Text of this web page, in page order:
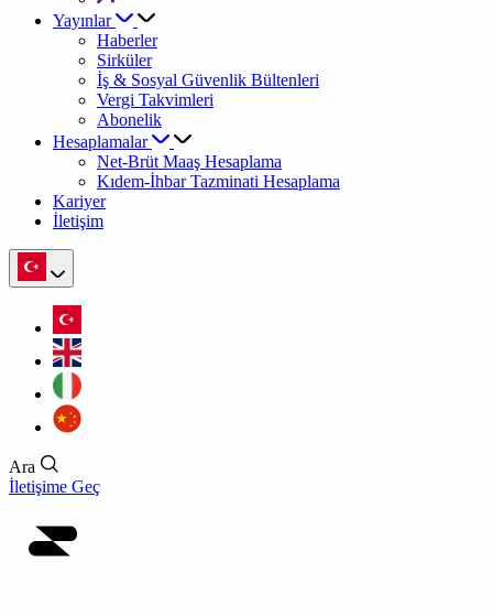
Yayınlar
Haberler
Sirküler
İş & Sosyal Güvenlik Bültenleri
Vergi Takvimleri
Abonelik
Hesaplamalar
Net-Brüt Maaş Hesaplama
Kıdem-İhbar Tazminati Hesaplama
Kariyer
İletişim
Ara
İletişime Geç